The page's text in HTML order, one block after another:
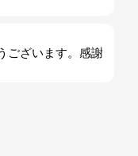
ございます。感謝